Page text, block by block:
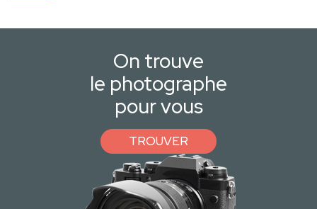
On trouve
le photographe
pour vous
TROUVER